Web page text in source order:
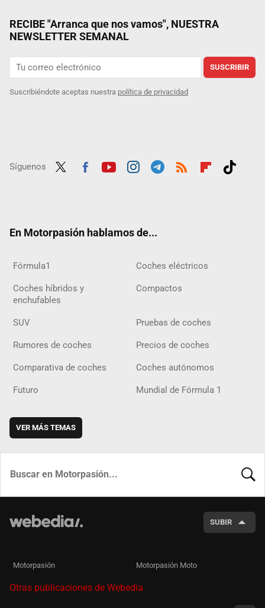
RECIBE "Arranca que nos vamos", NUESTRA
NEWSLETTER SEMANAL
SUSCRIBIR
Suscribiéndote aceptas nuestra política de privacidad
Síguenos
En Motorpasión hablamos de...
Fórmula1 Coches eléctricos
Coches híbridos y
enchufables
Compactos
SUV Pruebas de coches
Rumores de coches Precios de coches
Comparativa de coches Coches autónomos
Futuro Mundial de Fórmula 1
VER MÁS TEMAS
SUBIR
Motorpasión Motorpasión Moto
Otras publicaciones de Webedia